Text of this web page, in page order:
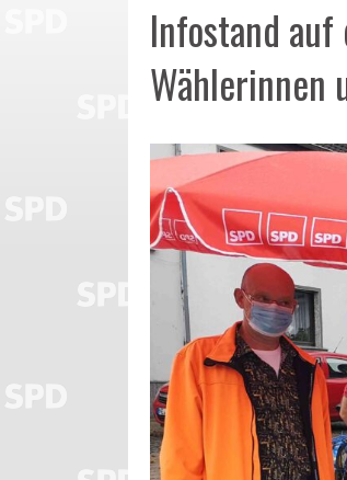
Infostand
Wählerinnen